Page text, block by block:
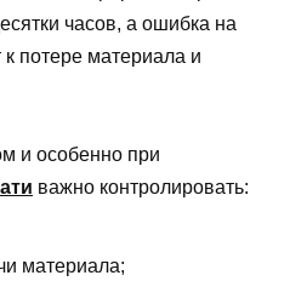
часов, а ошибка на
потере материала и
и особенно при
важно контролировать:
материала;